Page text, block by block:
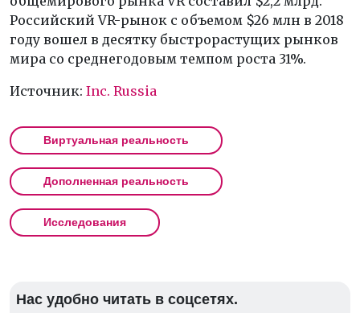
Российский VR-рынок с объемом $26 млн в 2018
году вошел в десятку быстрорастущих рынков
мира со среднегодовым темпом роста 31%.
Источник: Inc. Russia
Виртуальная реальность
Дополненная реальность
Исследования
Нас удобно читать в соцсетях.